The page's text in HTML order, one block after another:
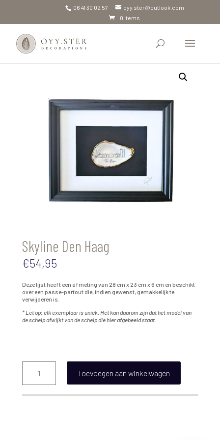
06 41 30 02 57
oyy.ster@outlook.com
0 Items
Skyline Den Haag
€54,95
Deze lijst heeft een afmeting van 28 cm x 23 cm x 6 cm en beschikt
over een passe-partout die, indien gewenst, gemakkelijk te
verwijderen is.
* Let op; elk exemplaar is uniek. Het kan daarom zijn dat het model van
de schelp afwijkt van de schelp die hier afgebeeld staat.
Skyline
aantal
Toevoegen aan winkelwagen